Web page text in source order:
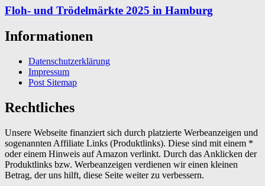
Floh- und Trödelmärkte 2025 in Hamburg
Informationen
Datenschutzerklärung
Impressum
Post Sitemap
Rechtliches
Unsere Webseite finanziert sich durch platzierte Werbeanzeigen und
sogenannten Affiliate Links (Produktlinks). Diese sind mit einem *
oder einem Hinweis auf Amazon verlinkt. Durch das Anklicken der
Produktlinks bzw. Werbeanzeigen verdienen wir einen kleinen
Betrag, der uns hilft, diese Seite weiter zu verbessern.